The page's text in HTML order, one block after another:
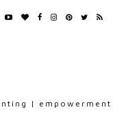
| empowerment